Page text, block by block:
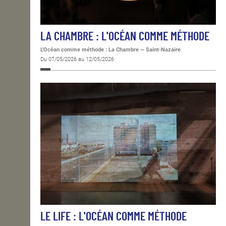
LA CHAMBRE : L'OCÉAN COMME MÉTHODE
L'Océan comme méthode : La Chambre — Saint-Nazaire
Du 07/05/2026 au 12/05/2026
LE LIFE : L'OCÉAN COMME MÉTHODE